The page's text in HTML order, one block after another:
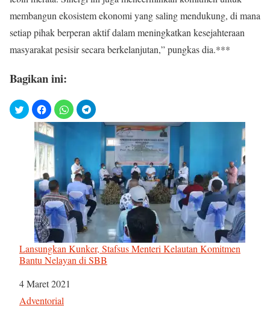
membangun ekosistem ekonomi yang saling mendukung, di mana
setiap pihak berperan aktif dalam meningkatkan kesejahteraan
masyarakat pesisir secara berkelanjutan,” pungkas dia.***
Bagikan ini:
Lansungkan Kunker, Stafsus Menteri Kelautan Komitmen
Bantu Nelayan di SBB
Tanggal
4 Maret 2021
Sehubungan dengan
Adventorial